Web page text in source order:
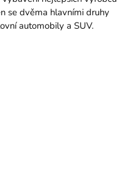
se dvěma hlavními druhy
automobily a SUV.